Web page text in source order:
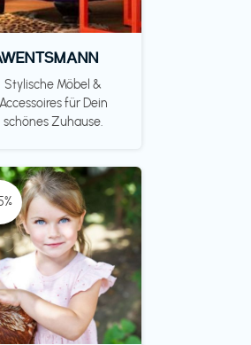
Stylische Möbel &
Accessoires für Dein
schönes Zuhause.